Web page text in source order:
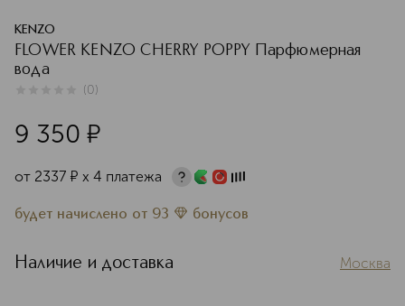
KENZO
FLOWER KENZO CHERRY POPPY Парфюмерная
вода
(0)
9 350 ¤
от 2337 ¤ х 4 платежа
будет начислено от 93 бонусов
Наличие и доставка Москва